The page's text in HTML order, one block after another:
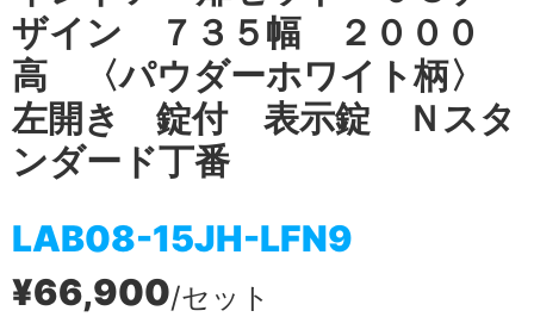
ザイン ７３５幅 ２０００
高 〈パウダーホワイト柄〉
左開き 錠付 表示錠 Ｎスタ
ンダード丁番
LAB08-15JH-LFN9
¥66,900/セット